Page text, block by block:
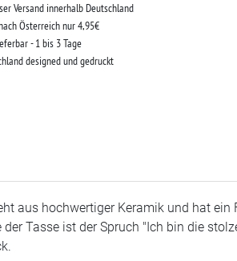
Versand innerhalb Deutschland
Österreich nur 4,95€
- 1 bis 3 Tage
designed und gedruckt
aus hochwertiger Keramik und hat
Tasse ist der Spruch "Ich bin die